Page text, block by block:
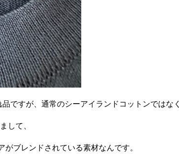
ですが、通常のシーアイランドコットンではなく
して、
ブレンドされている素材なんです。